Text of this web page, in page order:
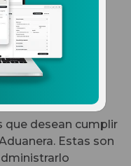
no
más
que desean cumplir
Estas son